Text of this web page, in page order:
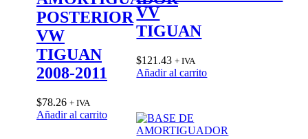
POSTERIOR
VW
TIGUAN
2008-2011
$78.26 + IVA
Añadir al carrito
VV
TIGUAN
$121.43 + IVA
Añadir al carrito